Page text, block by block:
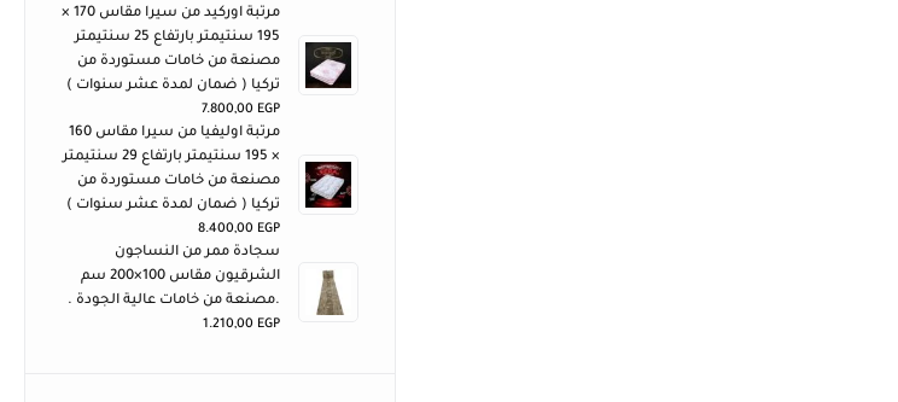
مرتبة اوركيد من سيرا مقاس 170 ×
195 سنتيمتر بارتفاع 25 سنتيمتر
مصنعة من خامات مستوردة من
تركيا ( ضمان لمدة عشر سنوات )
7.800,00 EGP
مرتبة اوليفيا من سيرا مقاس 160
× 195 سنتيمتر بارتفاع 29 سنتيمتر
مصنعة من خامات مستوردة من
تركيا ( ضمان لمدة عشر سنوات )
8.400,00 EGP
سجادة ممر من النساجون
الشرقيون مقاس 100×200 سم
.مصنعة من خامات عالية الجودة .
1.210,00 EGP